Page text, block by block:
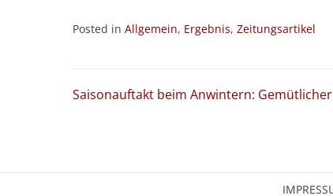
Posted in Allgemein, Ergebnis, Zeitungsartikel
Saisonauftakt beim Anwintern: